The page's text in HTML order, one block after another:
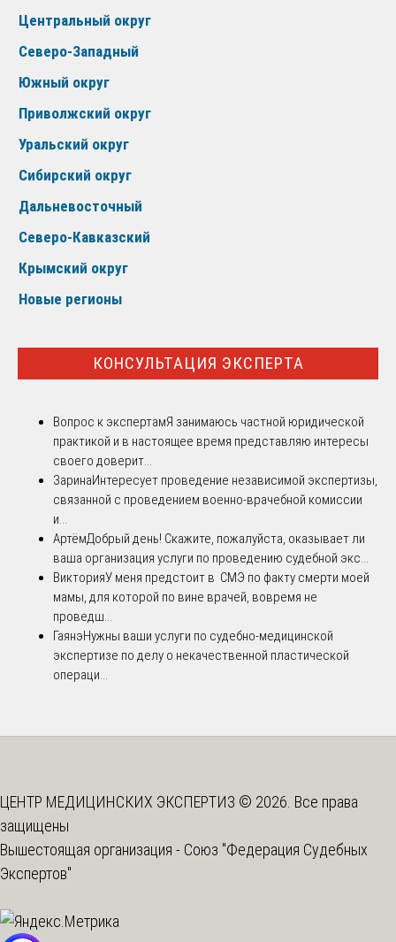
Центральный округ
Северо-Западный
Южный округ
Приволжский округ
Уральский округ
Сибирский округ
Дальневосточный
Северо-Кавказский
Крымский округ
Новые регионы
КОНСУЛЬТАЦИЯ ЭКСПЕРТА
Вопрос к экспертамЯ занимаюсь частной юридической
практикой и в настоящее время представляю интересы
своего доверит...
ЗаринаИнтересует проведение независимой экспертизы,
связанной с проведением военно-врачебной комиссии
и...
АртёмДобрый день! Скажите, пожалуйста, оказывает ли
ваша организация услуги по проведению судебной экс...
ВикторияУ меня предстоит в СМЭ по факту смерти моей
мамы, для которой по вине врачей, вовремя не
проведш...
ГаянэНужны ваши услуги по судебно-медицинской
экспертизе по делу о некачественной пластической
операци...
ЦЕНТР МЕДИЦИНСКИХ ЭКСПЕРТИЗ © 2026. Все права
защищены
Вышестоящая организация - Союз "Федерация Судебных
Экспертов"